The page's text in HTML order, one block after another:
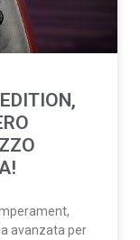
avanzata per